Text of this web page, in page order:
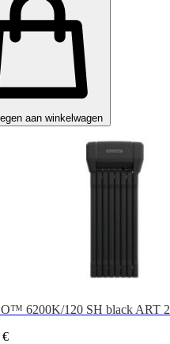
aan winkelwagen
6200K/120 SH black ART 2
€